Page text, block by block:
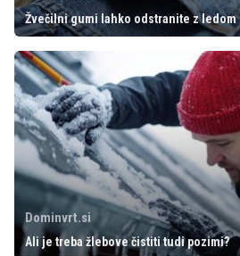
Žvečilni gumi lahko odstranite z ledom
Dominvrt.si
Ali je treba žlebove čistiti tudi pozimi?